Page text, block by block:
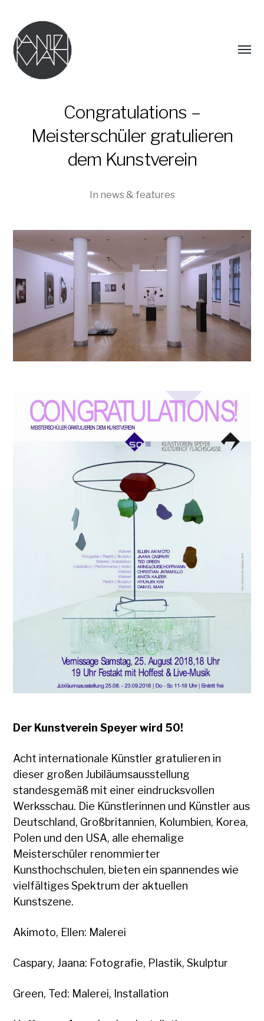
MAN
Menü
Congratulations –
Meisterschüler gratulieren
dem Kunstverein
In news & features
Der Kunstverein Speyer wird 50!
Acht internationale Künstler gratulieren in
dieser großen Jubiläumsausstellung
standesgemäß mit einer eindrucksvollen
Werksschau. Die Künstlerinnen und Künstler aus
Deutschland, Großbritannien, Kolumbien, Korea,
Polen und den USA, alle ehemalige
Meisterschüler renommierter
Kunsthochschulen, bieten ein spannendes wie
vielfältiges Spektrum der aktuellen
Kunstszene.
Akimoto, Ellen: Malerei
Caspary, Jaana: Fotografie, Plastik, Skulptur
Green, Ted: Malerei, Installation